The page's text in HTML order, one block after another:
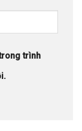
trình